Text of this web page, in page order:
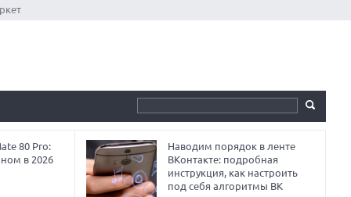
80 Pro:
в 2026
Наводим порядок в ленте
ВКонтакте: подробная
инструкция, как настроить
под себя алгоритмы ВК